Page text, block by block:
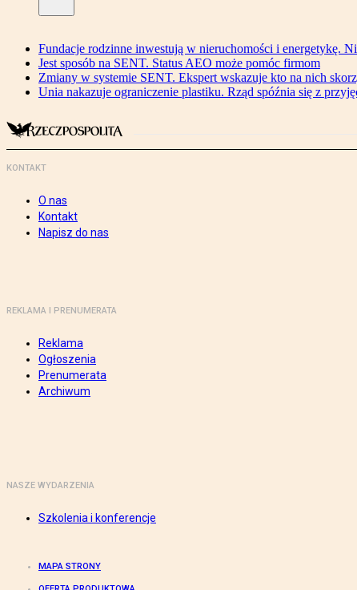
Fundacje rodzinne inwestują w nieruchomości i energetykę.
Jest sposób na SENT. Status AEO może pomóc firmom
Zmiany w systemie SENT. Ekspert wskazuje kto na nich
Unia nakazuje ograniczenie plastiku. Rząd spóźnia się z
KONTAKT
O nas
Kontakt
Napisz do nas
REKLAMA I PRENUMERATA
Reklama
Ogłoszenia
Prenumerata
Archiwum
NASZE WYDARZENIA
Szkolenia i konferencje
MAPA STRONY